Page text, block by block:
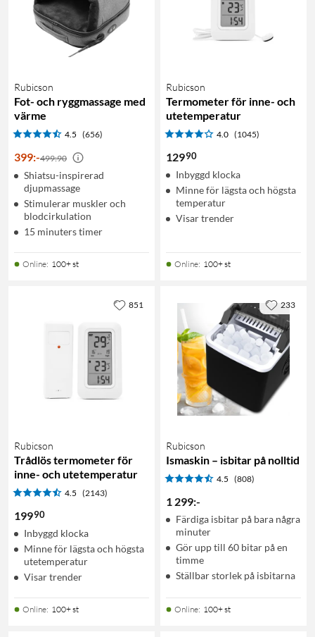
Rubicson
Fot- och ryggmassage med
värme
4.5 (656)
399:-499:90
Shiatsu-inspirerad
djupmassage
Stimulerar muskler och
blodcirkulation
15 minuters timer
Online: 100+ st
Rubicson
Termometer för inne- och
utetemperatur
4.0 (1045)
12990
Inbyggd klocka
Minne för lägsta och högsta
temperatur
Visar trender
Online: 100+ st
Rubicson
Trådlös termometer för
inne- och utetemperatur
4.5 (2143)
19990
Inbyggd klocka
Minne för lägsta och högsta
utetemperatur
Visar trender
Online: 100+ st
851
Rubicson
Ismaskin – isbitar på nolltid
4.5 (808)
1 299:-
Färdiga isbitar på bara några
minuter
Gör upp till 60 bitar på en
timme
Ställbar storlek på isbitarna
Online: 100+ st
233